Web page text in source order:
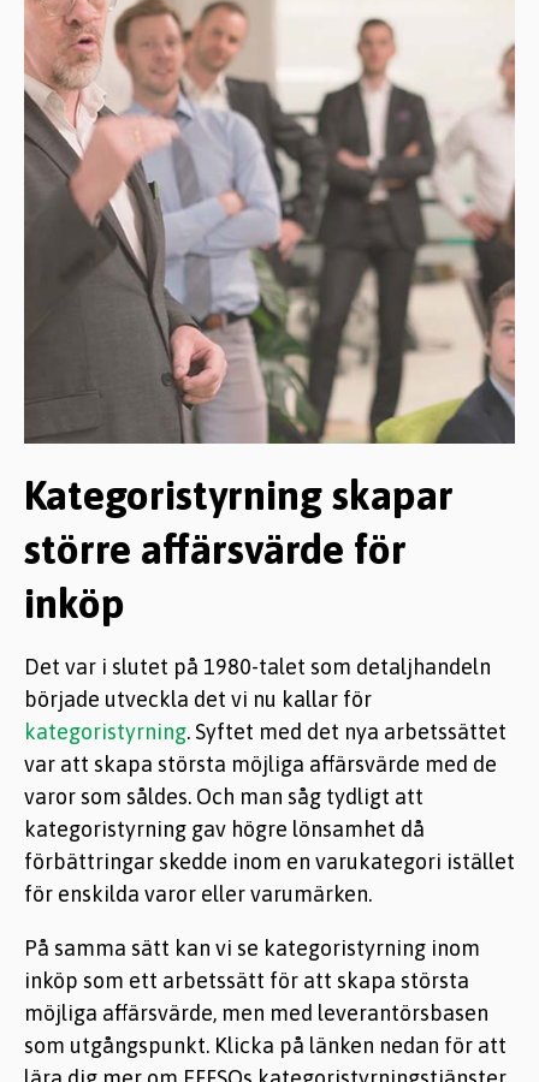
Kategoristyrning skapar
större affärsvärde för
inköp
Det var i slutet på 1980-talet som detaljhandeln
började utveckla det vi nu kallar för
kategoristyrning. Syftet med det nya arbetssättet
var att skapa största möjliga affärsvärde med de
varor som såldes. Och man såg tydligt att
kategoristyrning gav högre lönsamhet då
förbättringar skedde inom en varukategori istället
för enskilda varor eller varumärken.
På samma sätt kan vi se kategoristyrning inom
inköp som ett arbetssätt för att skapa största
möjliga affärsvärde, men med leverantörsbasen
som utgångspunkt. Klicka på länken nedan för att